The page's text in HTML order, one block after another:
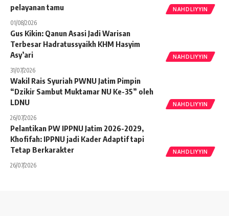
NAHDLIYYIN
pelayanan tamu
01/08/2026
NAHDLIYYIN
Gus Kikin: Qanun Asasi Jadi Warisan
Terbesar Hadratussyaikh KHM Hasyim
Asy’ari
31/07/2026
NAHDLIYYIN
Wakil Rais Syuriah PWNU Jatim Pimpin
“Dzikir Sambut Muktamar NU Ke-35” oleh
LDNU
26/07/2026
NAHDLIYYIN
Pelantikan PW IPPNU Jatim 2026-2029,
Khofifah: IPPNU jadi Kader Adaptif tapi
Tetap Berkarakter
26/07/2026